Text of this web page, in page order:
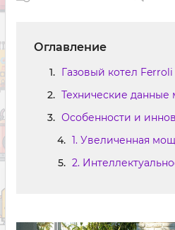
Оглавление
Газовый котел
Технические данные
Особенности и
1. Увеличенная
2.